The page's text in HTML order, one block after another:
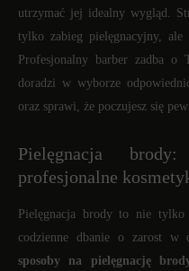
utrzymać jej idealny wygląd.
tylko zabieg pielęgnacyjny,
Profesjonalny barber zadba o
doradzi w wyborze
oraz sprawi, że poczujesz się
Pielęgnacja
profesjonalne
Pielęgnacja brody to nie
codzienne dbanie o zarost w
sposoby na pielęgnację